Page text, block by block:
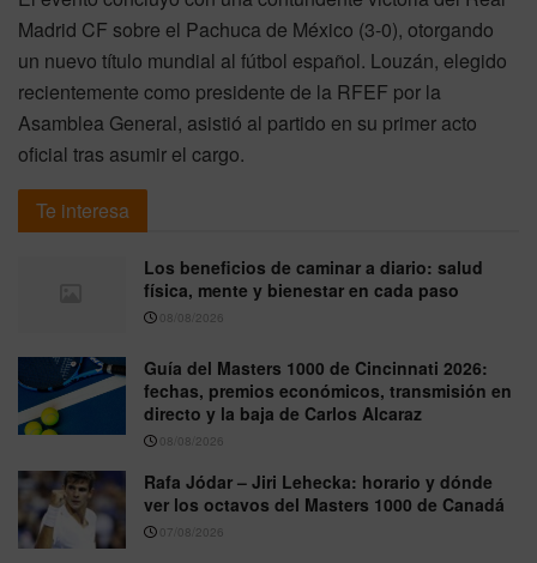
Madrid CF sobre el Pachuca de México (3-0), otorgando
un nuevo título mundial al fútbol español. Louzán, elegido
recientemente como presidente de la RFEF por la
Asamblea General, asistió al partido en su primer acto
oficial tras asumir el cargo.
Te interesa
Los beneficios de caminar a diario: salud
física, mente y bienestar en cada paso
08/08/2026
Guía del Masters 1000 de Cincinnati 2026:
fechas, premios económicos, transmisión en
directo y la baja de Carlos Alcaraz
08/08/2026
Rafa Jódar – Jiri Lehecka: horario y dónde
ver los octavos del Masters 1000 de Canadá
07/08/2026